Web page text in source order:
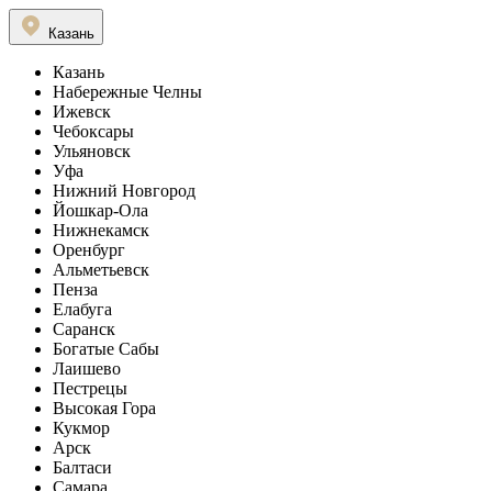
Казань
Казань
Набережные Челны
Ижевск
Чебоксары
Ульяновск
Уфа
Нижний Новгород
Йошкар-Ола
Нижнекамск
Оренбург
Альметьевск
Пенза
Елабуга
Саранск
Богатые Сабы
Лаишево
Пестрецы
Высокая Гора
Кукмор
Арск
Балтаси
Самара